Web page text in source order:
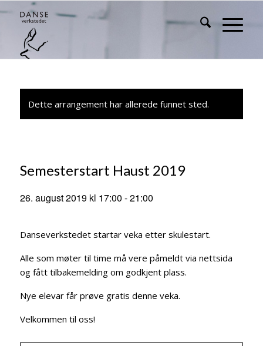
Dette arrangement har allerede funnet sted.
Semesterstart Haust 2019
26. august 2019 kl 17:00 -21:00
Danseverkstedet startar veka etter skulestart.
Alle som møter til time må vere påmeldt via nettsida
og fått tilbakemelding om godkjent plass.
Nye elevar får prøve gratis denne veka.
Velkommen til oss!